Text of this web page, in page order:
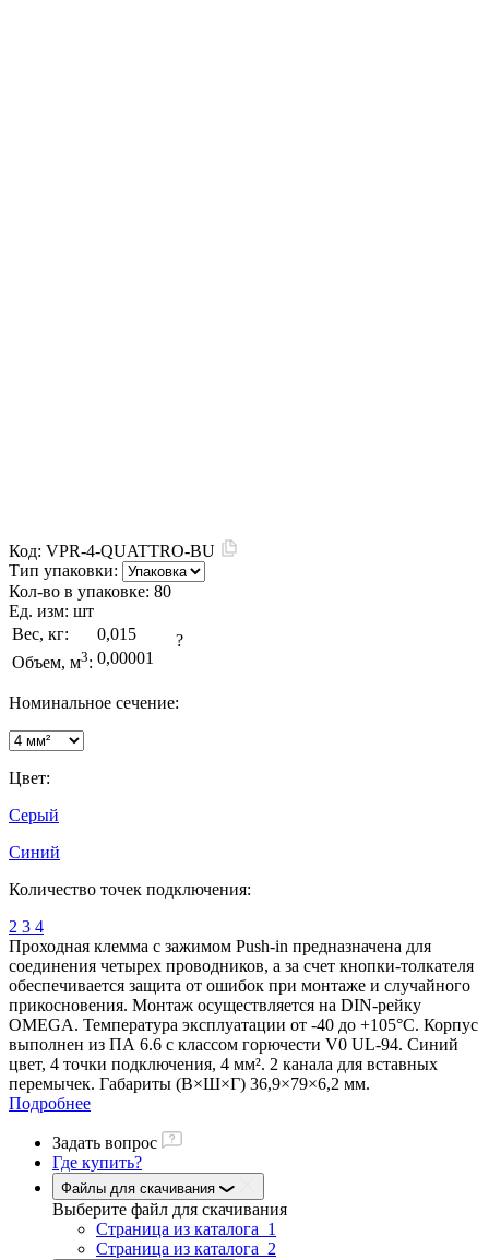
Код: VPR-4-QUATTRO-BU
Тип упаковки:
Кол-во в упаковке: 80
Ед. изм: шт
Вес, кг:
0,015
Объем, м3: 0,00001
?
Номинальное сечение:
Цвет:
Серый
Синий
Количество точек подключения:
2 3 4
Проходная клемма с зажимом Push-in предназначена для
соединения четырех проводников, а за счет кнопки-толкателя
обеспечивается защита от ошибок при монтаже и случайного
прикосновения. Монтаж осуществляется на DIN-рейку
OMEGA. Температура эксплуатации от -40 до +105°C. Корпус
выполнен из ПА 6.6 с классом горючести V0 UL-94. Синий
цвет, 4 точки подключения, 4 мм². 2 канала для вставных
перемычек. Габариты (В×Ш×Г) 36,9×79×6,2 мм.
Подробнее
Задать вопрос
Где купить?
Файлы для скачивания
Выберите файл для скачивания
Страница из каталога_1
Страница из каталога_2